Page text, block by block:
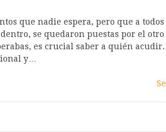
que nadie espera, pero que a
se quedaron puestas por el otro
es crucial saber a quién acudir.
y…